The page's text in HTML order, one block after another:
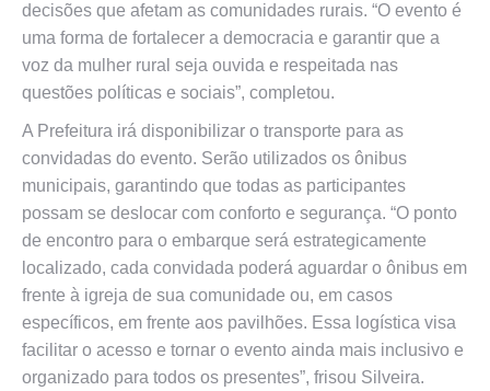
decisões que afetam as comunidades rurais. “O evento é
uma forma de fortalecer a democracia e garantir que a
voz da mulher rural seja ouvida e respeitada nas
questões políticas e sociais”, completou.
A Prefeitura irá disponibilizar o transporte para as
convidadas do evento. Serão utilizados os ônibus
municipais, garantindo que todas as participantes
possam se deslocar com conforto e segurança. “O ponto
de encontro para o embarque será estrategicamente
localizado, cada convidada poderá aguardar o ônibus em
frente à igreja de sua comunidade ou, em casos
específicos, em frente aos pavilhões. Essa logística visa
facilitar o acesso e tornar o evento ainda mais inclusivo e
organizado para todos os presentes”, frisou Silveira.